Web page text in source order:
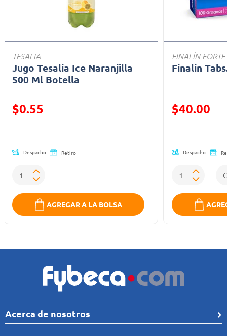
TESALIA
Jugo Tesalia Ice Naranjilla
500 Ml Botella
Precio reducido de
$0.55
Despacho Retiro
AGREGAR A LA BOLSA
FINALÍN FORTE
Finalin
Precio
$40.00
Despacho
Acerca de nosotros